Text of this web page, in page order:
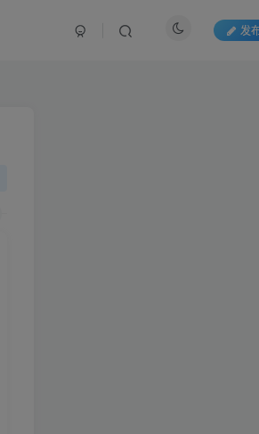
发